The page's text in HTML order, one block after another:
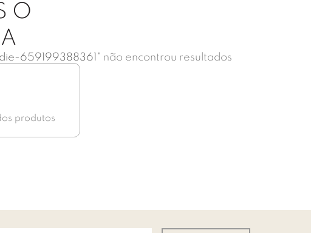
O
659199388361 " não encontrou resultados
produtos